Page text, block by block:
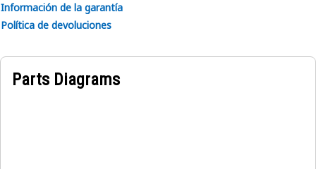
Información de la garantía
Política de devoluciones
Parts Diagrams